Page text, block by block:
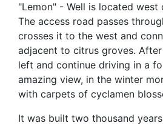
"Lemon" - Well is located west
The access road passes
crosses it to the west and
adjacent to citrus groves.
left and continue driving in a
amazing view, in the winter
with carpets of cyclamen
It was built two thousand